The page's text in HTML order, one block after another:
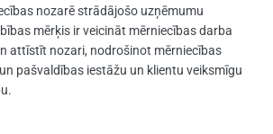
nozarē strādājošo uzņēmumu
mērķis ir veicināt mērniecības darba
attīstīt nozari, nodrošinot mērniecības
pašvaldības iestāžu un klientu veiksmīgu